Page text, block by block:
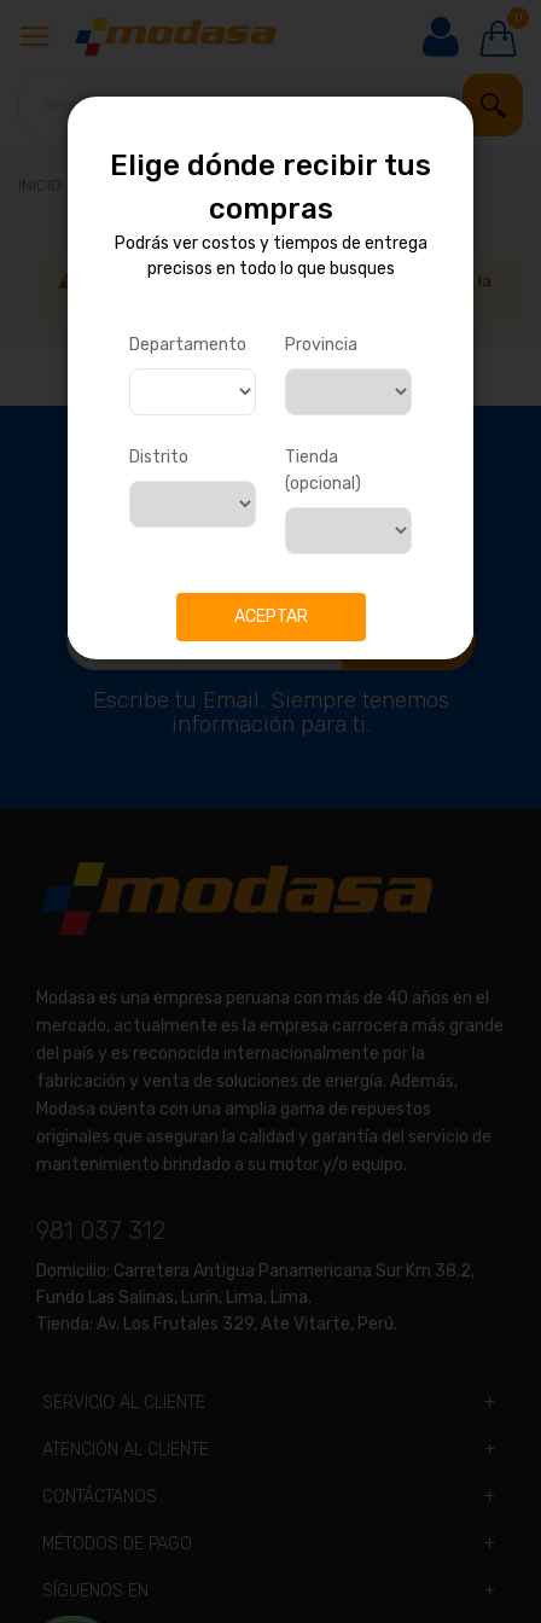
0
BICICLETAS
No podemos encontrar productos que coincida con la
OBTÉN DESCUENTOS
EXCLUSIVOS
Suscríbete!
Escribe tu Email. Siempre tenemos
información para ti.
Modasa es una empresa peruana con más de 40 años en el
mercado, actualmente es la empresa carrocera más grande
del país y es reconocida internacionalmente por la
fabricación y venta de soluciones de energía. Además,
Modasa cuenta con una amplia gama de repuestos
originales que aseguran la calidad y garantía del servicio de
mantenimiento brindado a su motor y/o equipo.
981 037 312
Domicilio: Carretera Antigua Panamericana Sur Km 38.2,
Fundo Las Salinas, Lurín, Lima, Lima.
Tienda: Av. Los Frutales 329, Ate Vitarte, Perú.
SERVICIO AL CLIENTE
ATENCIÓN AL CLIENTE
CONTÁCTANOS
MÉTODOS DE PAGO
SÍGUENOS EN
Elige dónde recibir tus
compras
Podrás ver costos y tiempos de entrega
precisos en todo lo que busques
Departamento Provincia
Distrito
Tienda
(opcional)
ACEPTAR